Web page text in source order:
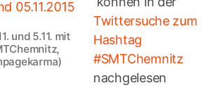
und 5.11. mit
Twittersuche zum
Hashtag
#SMTChemnitz
nachgelesen